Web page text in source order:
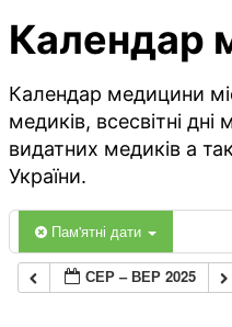
Календар
Календар медицини
медиків, всесвітні
видатних медиків а
України.
Пам'ятні дати
СЕР – ВЕР 2025